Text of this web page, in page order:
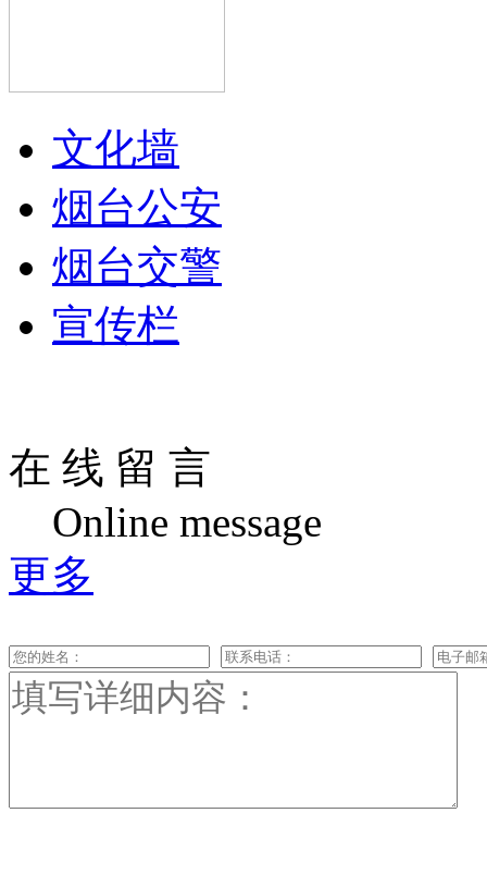
文化墙
烟台公安
烟台交警
宣传栏
在 线 留 言
Online message
更多